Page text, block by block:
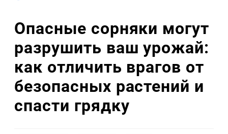
Опасные сорняки могут
разрушить ваш урожай:
как отличить врагов от
безопасных растений и
спасти грядку